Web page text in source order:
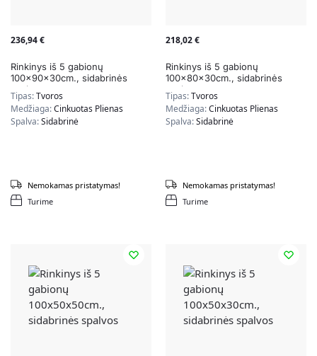
236,94€
Rinkinys iš 5 gabionų
100x90x30cm., sidabrinės
spalvos
Tipas:Tvoros
Medžiaga:Cinkuotas Plienas
Spalva:Sidabrinė
Turime
Nemokamas pristatymas!
218,02€
Rinkinys iš 5 gabionų
100x80x30cm., sidabrinės
spalvos
Tipas:Tvoros
Medžiaga:Cinkuotas Plienas
Spalva:Sidabrinė
Turime
Nemokamas pristatymas!